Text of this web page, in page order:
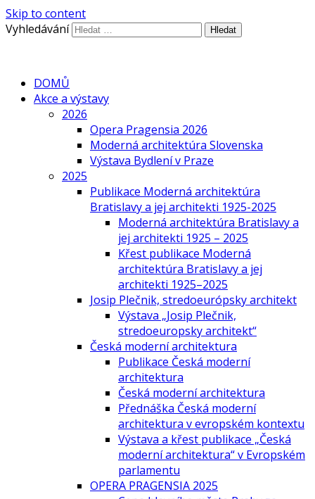
Skip to content
Vyhledávání
DOMŮ
Akce a výstavy
2026
Opera Pragensia 2026
Moderná architektúra Slovenska
Výstava Bydlení v Praze
2025
Publikace Moderná architektúra
Bratislavy a jej architekti 1925-2025
Moderná architektúra Bratislavy a
jej architekti 1925 – 2025
Křest publikace Moderná
architektúra Bratislavy a jej
architekti 1925–2025
Josip Plečnik, stredoeurópsky architekt
Výstava „Josip Plečnik,
stredoeuropsky architekt“
Česká moderní architektura
Publikace Česká moderní
architektura
Česká moderní architektura
Přednáška Česká moderní
architektura v evropském kontextu
Výstava a křest publikace „Česká
moderní architektura“ v Evropském
parlamentu
OPERA PRAGENSIA 2025